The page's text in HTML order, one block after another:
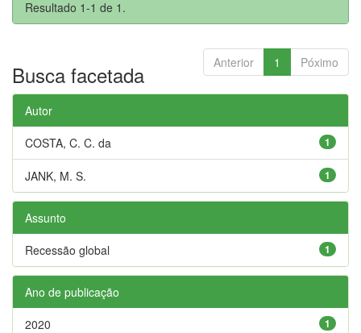
Resultado 1-1 de 1.
Anterior 1 Póximo
Busca facetada
Autor
1
COSTA, C. C. da
1
JANK, M. S.
Assunto
1
Recessão global
Ano de publicação
1
2020